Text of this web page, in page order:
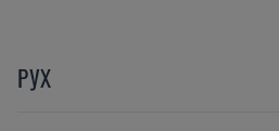
РУХ